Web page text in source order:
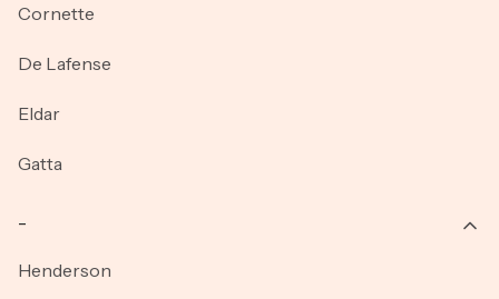
Cornette
De Lafense
Eldar
Gatta
Henderson